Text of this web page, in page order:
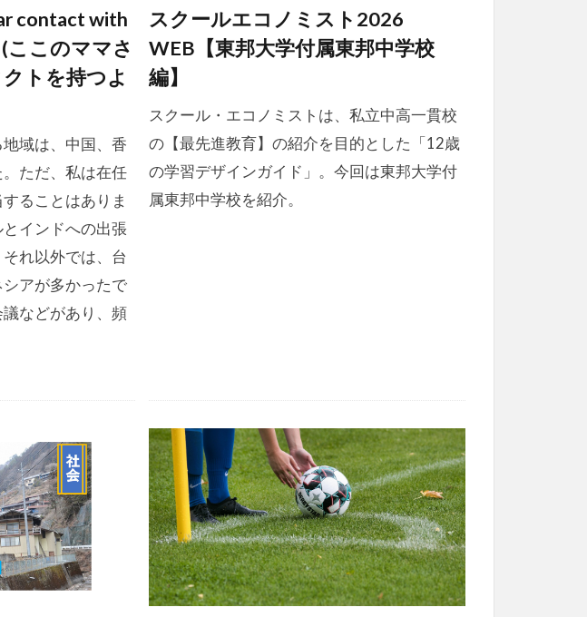
contact with
(ここのママさ
トを持つよ
域は、中国、香
ただ、私は在任
ることはありま
インドへの出張
れ以外では、台
アが多かったで
などがあり、頻
スクールエコノミスト2026
WEB【東邦大学付属東邦中学校
編】
スクール・エコノミストは、私立中高一貫校
の【最先進教育】の紹介を目的とした「12歳
の学習デザインガイド」。今回は東邦大学付
属東邦中学校を紹介。